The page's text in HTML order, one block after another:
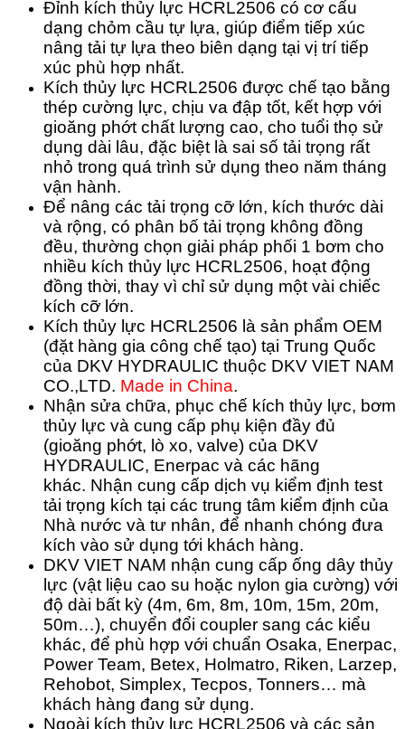
Đỉnh kích thủy lực HCRL2506 có cơ cấu
dạng chỏm cầu tự lựa, giúp điểm tiếp xúc
nâng tải tự lựa theo biên dạng tại vị trí tiếp
xúc phù hợp nhất.
Kích thủy lực HCRL2506 được chế tạo bằng
thép cường lực, chịu va đập tốt, kết hợp với
gioăng phớt chất lượng cao, cho tuổi thọ sử
dụng dài lâu, đặc biệt là sai số tải trọng rất
nhỏ trong quá trình sử dụng theo năm tháng
vận hành.
Để nâng các tải trọng cỡ lớn, kích thước dài
và rộng, có phân bố tải trọng không đồng
đều, thường chọn giải pháp phối 1 bơm cho
nhiều kích thủy lực HCRL2506, hoạt động
đồng thời, thay vì chỉ sử dụng một vài chiếc
kích cỡ lớn.
Kích thủy lực HCRL2506 là sản phẩm OEM
(đặt hàng gia công chế tạo) tại Trung Quốc
của DKV HYDRAULIC thuộc DKV VIET NAM
CO.,LTD. Made in China.
Nhận sửa chữa, phục chế kích thủy lực, bơm
thủy lực và cung cấp phụ kiện đầy đủ
(gioăng phớt, lò xo, valve) của DKV
HYDRAULIC, Enerpac và các hãng
khác. Nhận cung cấp dịch vụ kiểm định test
tải trọng kích tại các trung tâm kiểm định của
Nhà nước và tư nhân, để nhanh chóng đưa
kích vào sử dụng tới khách hàng.
DKV VIET NAM nhận cung cấp ống dây thủy
lực (vật liệu cao su hoặc nylon gia cường) với
độ dài bất kỳ (4m, 6m, 8m, 10m, 15m, 20m,
50m…), chuyển đổi coupler sang các kiểu
khác, để phù hợp với chuẩn Osaka, Enerpac,
Power Team, Betex, Holmatro, Riken, Larzep,
Rehobot, Simplex, Tecpos, Tonners… mà
khách hàng đang sử dụng.
Ngoài kích thủy lực HCRL2506 và các sản